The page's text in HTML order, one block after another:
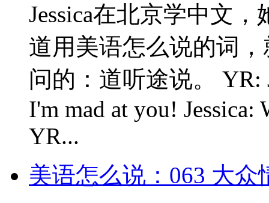
Jessica在北京学中文
道用美语怎么说的词
问的：道听途说。 YR:
I'm mad at you! Jessica:
YR...
美语怎么说：063 大